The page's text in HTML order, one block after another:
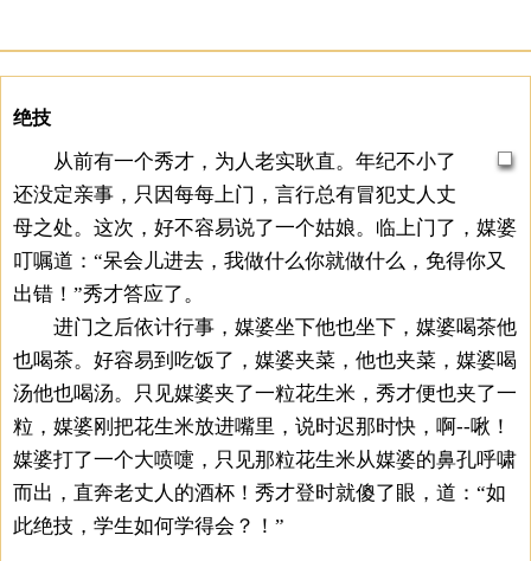
绝技
从前有一个秀才，为人老实耿直。年纪不小了
还没定亲事，只因每每上门，言行总有冒犯丈人丈
母之处。这次，好不容易说了一个姑娘。临上门了，媒婆
叮嘱道：“呆会儿进去，我做什么你就做什么，免得你又
出错！”秀才答应了。
进门之后依计行事，媒婆坐下他也坐下，媒婆喝茶他
也喝茶。好容易到吃饭了，媒婆夹菜，他也夹菜，媒婆喝
汤他也喝汤。只见媒婆夹了一粒花生米，秀才便也夹了一
粒，媒婆刚把花生米放进嘴里，说时迟那时快，啊--啾！
媒婆打了一个大喷嚏，只见那粒花生米从媒婆的鼻孔呼啸
而出，直奔老丈人的酒杯！秀才登时就傻了眼，道：“如
此绝技，学生如何学得会？！”